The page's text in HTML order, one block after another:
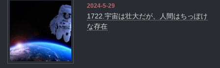
2024-5-29
1722.宇宙は壮大だが、人間はちっぽけ
な存在